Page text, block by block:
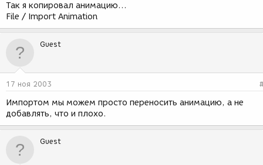
Так я копировал анимацию...
File / Import Animation
Guest
17 ноя 2003
Импортом мы можем просто переносить анимацию, а не
добавлять, что и плохо.
Guest